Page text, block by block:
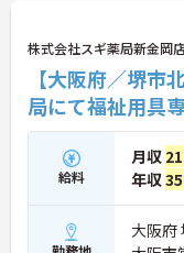
こちらの求人にご興
ントもお伝えします
ます。
株式会社スギ薬局新金岡
【大阪府／堺
局にて福祉用具
給料
月収
年収
大阪府